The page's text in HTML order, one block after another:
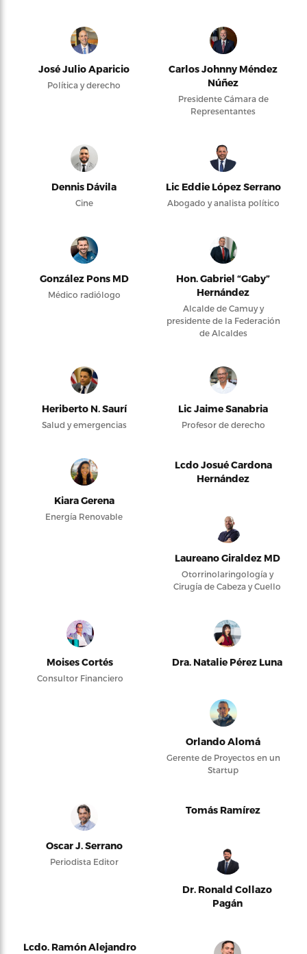
José Julio Aparicio
Política y derecho
Carlos Johnny Méndez
Núñez
Presidente Cámara de
Representantes
Dennis Dávila
Cine
Lic Eddie López Serrano
Abogado y analista político
González Pons MD
Médico radiólogo
Hon. Gabriel “Gaby”
Hernández
Alcalde de Camuy y
presidente de la Federación
de Alcaldes
Heriberto N. Saurí
Salud y emergencias
Lic Jaime Sanabria
Profesor de derecho
Kiara Gerena
Energía Renovable
Lcdo Josué Cardona
Hernández
Laureano Giraldez MD
Otorrinolaringología y
Cirugía de Cabeza y Cuello
Moises Cortés
Consultor Financiero
Dra. Natalie Pérez Luna
Orlando Alomá
Gerente de Proyectos en un
Startup
Oscar J. Serrano
Periodista Editor
Tomás Ramírez
Dr. Ronald Collazo
Pagán
Lcdo. Ramón Alejandro